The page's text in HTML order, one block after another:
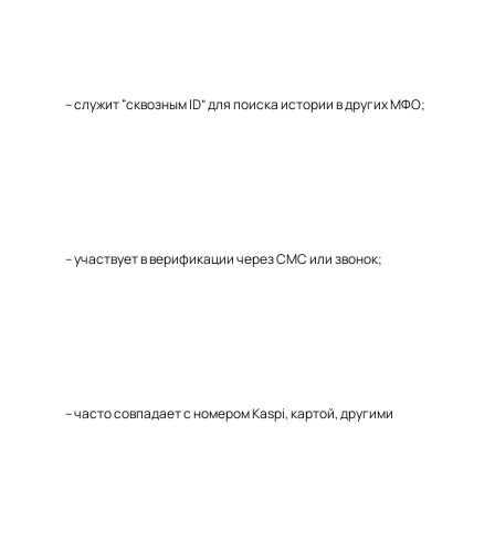
– служит “сквозным ID” для поиска истории в других МФО;
– участвует в верификации через СМС или звонок;
– часто совпадает с номером Kaspi, картой, другими